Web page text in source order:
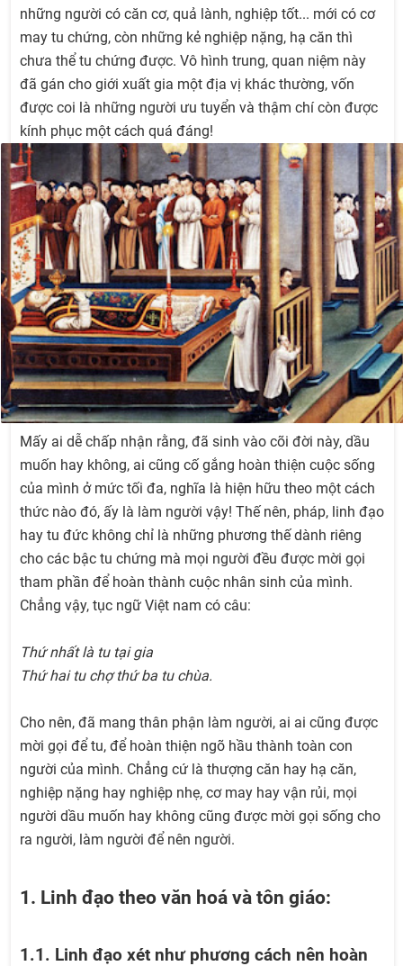
những người có căn cơ, quả lành, nghiệp tốt... mới có cơ
may tu chứng, còn những kẻ nghiệp nặng, hạ căn thì
chưa thể tu chứng được. Vô hình trung, quan niệm này
đã gán cho giới xuất gia một địa vị khác thường, vốn
được coi là những người ưu tuyển và thậm chí còn được
kính phục một cách quá đáng!
Mấy ai dễ chấp nhận rằng, đã sinh vào cõi đời này, dầu
muốn hay không, ai cũng cố gắng hoàn thiện cuộc sống
của mình ở mức tối đa, nghĩa là hiện hữu theo một cách
thức nào đó, ấy là làm người vậy! Thế nên, pháp, linh đạo
hay tu đức không chỉ là những phương thế dành riêng
cho các bậc tu chứng mà mọi người đều được mời gọi
tham phần để hoàn thành cuộc nhân sinh của mình.
Chẳng vậy, tục ngữ Việt nam có câu:
Thứ nhất là tu tại gia
Thứ hai tu chợ thứ ba tu chùa.
Cho nên, đã mang thân phận làm người, ai ai cũng được
mời gọi để tu, để hoàn thiện ngõ hầu thành toàn con
người của mình. Chẳng cứ là thượng căn hay hạ căn,
nghiệp nặng hay nghiệp nhẹ, cơ may hay vận rủi, mọi
người dầu muốn hay không cũng được mời gọi sống cho
ra người, làm người để nên người.
1. Linh đạo theo văn hoá và tôn giáo:
1.1. Linh đạo xét như phương cách nên hoàn